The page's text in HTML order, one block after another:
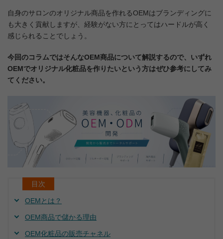
自身のサロンのオリジナル商品を作れるOEMはブランディングに
も大きく貢献しますが、経験がない方にとってはハードルが高く
感じられることでしょう。
今回のコラムではそんなOEM商品について解説するので、いずれ
OEMでオリジナル化粧品を作りたいという方はぜひ参考にしてみ
てください。
目次
OEMとは？
OEM商品で儲かる理由
OEM化粧品の販売チャネル